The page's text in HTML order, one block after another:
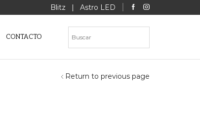
Blitz | Astro LED
CONTACTO
Return to previous page